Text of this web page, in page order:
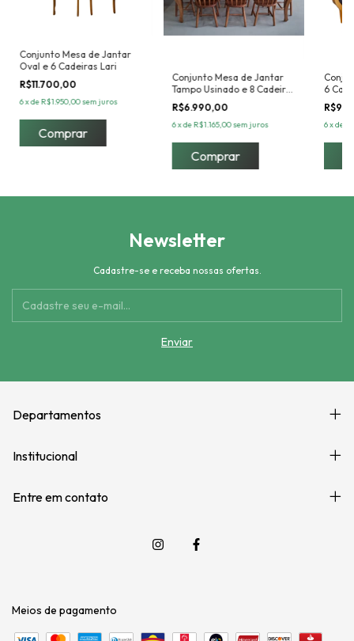
Conjunto Mesa de Jantar
Oval e 6 Cadeiras Lari
R$11.700,00
6xdeR$1.950,00sem juros
Conjunto Mesa de Jantar
Tampo Usinado e 8 Cadeiras
Country
R$6.990,00
6xdeR$1.165,00sem juros
6
6xde
Newsletter
Cadastre-se e receba nossas ofertas.
Departamentos
Institucional
Entre em contato
Meios de pagamento